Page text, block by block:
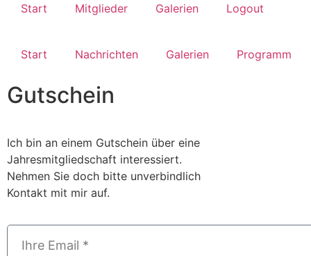
Start Mitglieder Galerien Logout
Start Nachrichten Galerien Programm
Gutschein
Ich bin an einem Gutschein über eine
Jahresmitgliedschaft interessiert.
Nehmen Sie doch bitte unverbindlich
Kontakt mit mir auf.